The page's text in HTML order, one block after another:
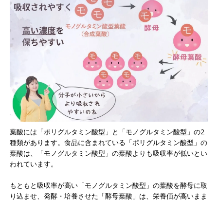
葉酸には「ポリグルタミン酸型」と「モノグルタミン酸型」の2
種類があります。食品に含まれている「ポリグルタミン酸型」の
葉酸は、「モノグルタミン酸型」の葉酸よりも吸収率が低いとい
われています。
もともと吸収率が高い「モノグルタミン酸型」の葉酸を酵母に取
り込ませ、発酵・培養させた「酵母葉酸」は、栄養価が高いまま